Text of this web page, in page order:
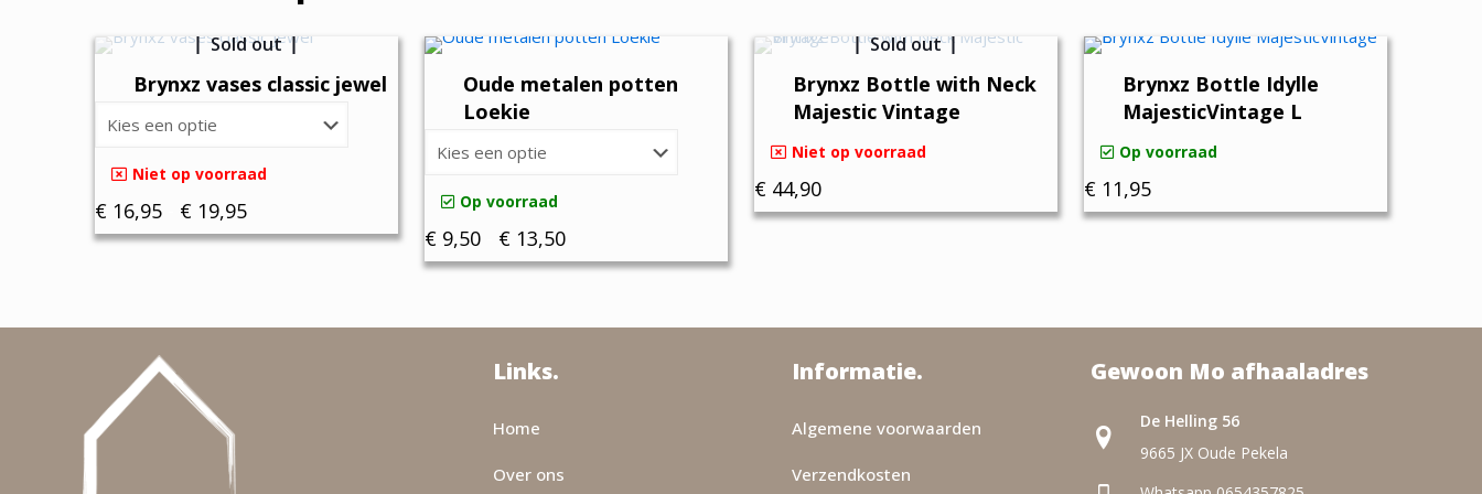
Sold out
Brynxz vases classic jewel
Niet op voorraad
€16,95 €19,95Prijsklasse:
€ 16,95
Dit
variaties.
Deze
optie
Oude metalen potten
Loekie
Op voorraad
€9,50 €13,50Prijsklasse:
€ 9,50
€ 13,50
Dit
meerdere
Sold out
Brynxz Bottle with Neck
Majestic Vintage
Niet op voorraad
€44,90
Brynxz Bottle Idylle
MajesticVintage L
Op voorraad
€11,95
Links.
Home
Over ons
Informatie.
Algemene voorwaarden
Verzendkosten
Gewoon Mo afhaaladres
De Helling 56
9665 JX Oude Pekela